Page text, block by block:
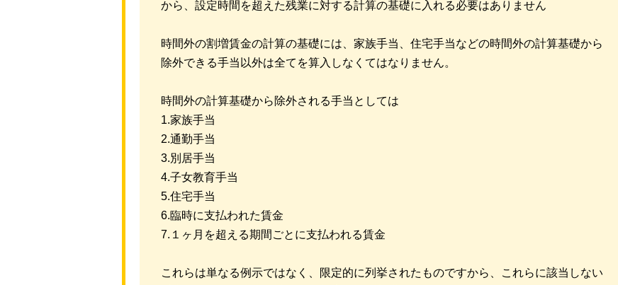
から、設定時間を超えた残業に対する計算の基礎に入れる必要はありません
時間外の割増賃金の計算の基礎には、家族手当、住宅手当などの時間外の計算基礎から
除外できる手当以外は全てを算入しなくてはなりません。
時間外の計算基礎から除外される手当としては
1.家族手当
2.通勤手当
3.別居手当
4.子女教育手当
5.住宅手当
6.臨時に支払われた賃金
7.１ヶ月を超える期間ごとに支払われる賃金
これらは単なる例示ではなく、限定的に列挙されたものですから、これらに該当しない